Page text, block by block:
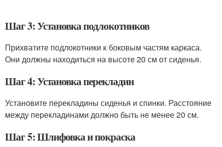
Шаг 3: Установка подлокотников
Прихватите подлокотники к боковым частям каркаса.
Они должны находиться на высоте 20 см от сиденья.
Шаг 4: Установка перекладин
Установите перекладины сиденья и спинки. Расстояние
между перекладинами должно быть не менее 20 см.
Шаг 5: Шлифовка и покраска